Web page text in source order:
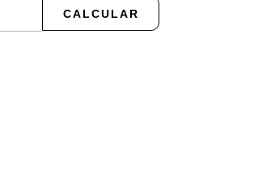
CALCULAR